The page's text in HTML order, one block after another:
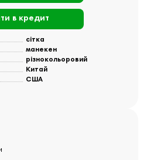
в кредит
сітка
манекен
різнокольоровий
Китай
США